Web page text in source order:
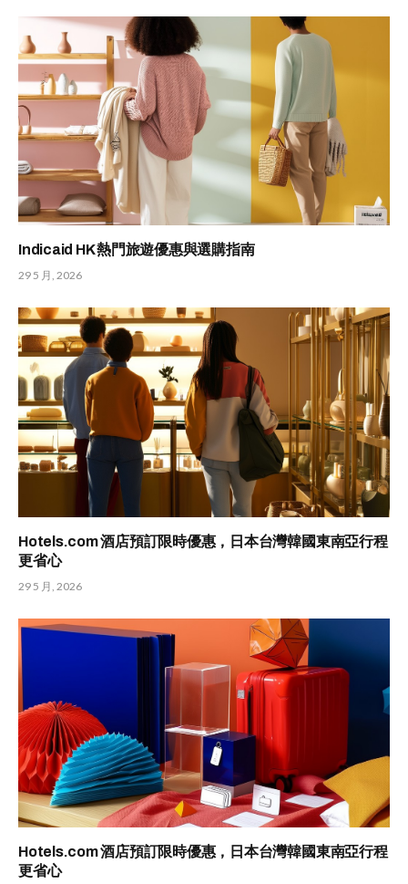
Indicaid HK 熱門旅遊優惠與選購指南
29 5 月, 2026
Hotels.com 酒店預訂限時優惠，日本台灣韓國東南亞行程
更省心
29 5 月, 2026
Hotels.com 酒店預訂限時優惠，日本台灣韓國東南亞行程
更省心